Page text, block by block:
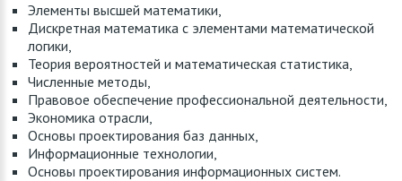
Элементы высшей математики,
Дискретная математика с элементами математической
логики,
Теория вероятностей и математическая статистика,
Численные методы,
Правовое обеспечение профессиональной деятельности,
Экономика отрасли,
Основы проектирования баз данных,
Информационные технологии,
Основы проектирования информационных систем.